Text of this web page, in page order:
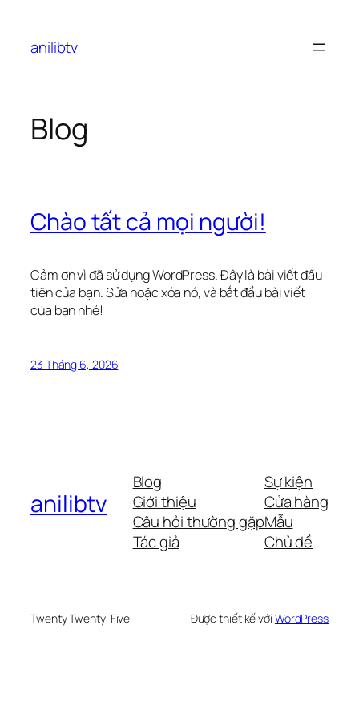
phầnanilibtv
Blog
Chào tất cả mọi người!
Cảm ơn vì đã sử dụng WordPress. Đây là bài viết đầu
tiên của bạn. Sửa hoặc xóa nó, và bắt đầu bài viết
của bạn nhé!
23 Tháng 6, 2026
anilibtv
Blog
Giới thiệu
Câu hỏi thường gặp
Tác giả
Sự kiện
Cửa hàng
Mẫu
Chủ đề
Twenty Twenty-Five Được thiết kế với WordPress